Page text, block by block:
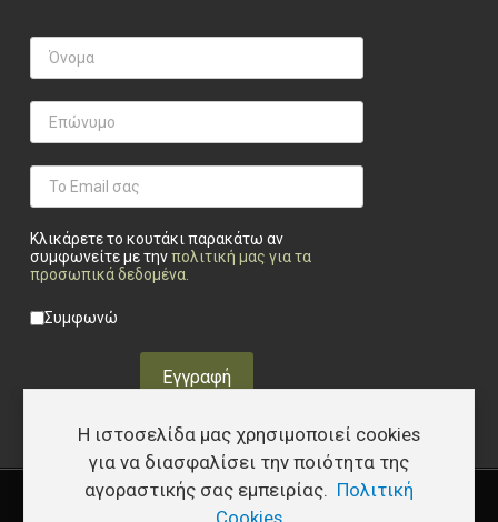
Κλικάρετε το κουτάκι παρακάτω αν
συμφωνείτε με τηνπολιτική μας για τα
προσωπικά δεδομένα.
Privacy checkbox
Συμφωνώ
Εγγραφή
Η ιστοσελίδα μας χρησιμοποιεί cookies
για να διασφαλίσει την ποιότητα της
αγοραστικής σας εμπειρίας. Πολιτική
Cookies